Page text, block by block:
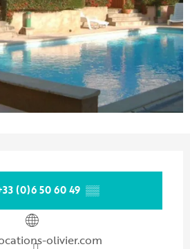
(0)6 50 60 49 ▒▒
olivier.com